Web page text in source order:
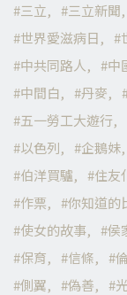
三立
三立新聞
世界愛滋病日
中共同路人
中
中間白
丹麥
五一勞工大遊行
以色列
企鵝妹
伯洋買驢
住友
作票
你知道的
使女的故事
侯
保育
信條
側翼
偽善